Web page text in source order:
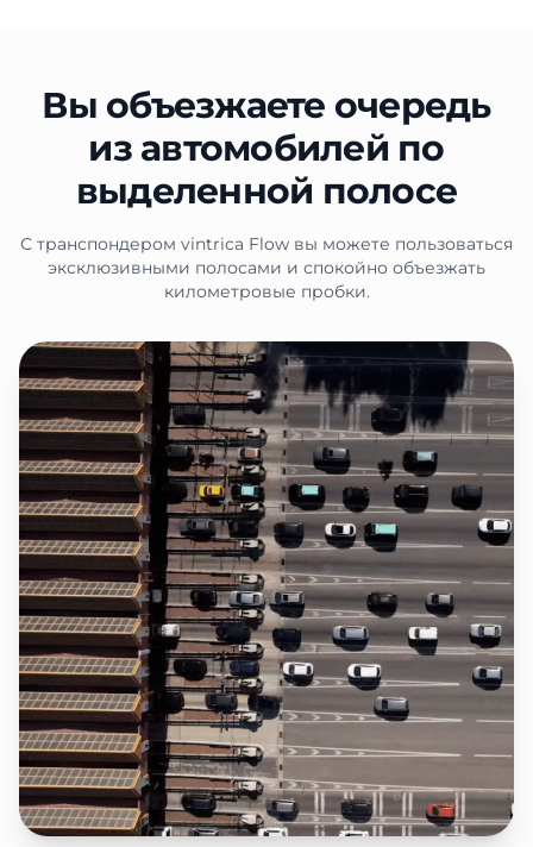
Вы объезжаете очередь
из автомобилей по
выделенной полосе
С транспондером vintrica Flow вы можете пользоваться
эксклюзивными полосами и спокойно объезжать
километровые пробки.